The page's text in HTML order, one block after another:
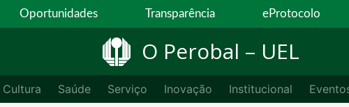
Oportunidades Transparência eProtocolo
O Perobal – UEL
Cultura Saúde Serviço Inovação Institucional